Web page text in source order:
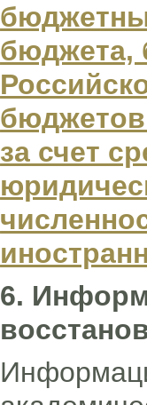
бюджета,
за счет
6.